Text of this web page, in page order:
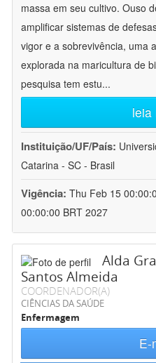
massa em seu cultivo. Ouso
amplificar sistemas de
vigor e a sobrevivência, uma
explorada na maricultura de
pesquisa tem estu...
leia
Instituição/UF/País:
Catarina - SC - Brasil
Vigência: Thu Feb 15
00:00:00 BRT 2027
Alda
Santos Almeida
COORDENADOR(A)
CIÊNCIAS DA SAÚDE
Enfermagem
E-